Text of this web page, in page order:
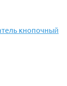
кнопочный